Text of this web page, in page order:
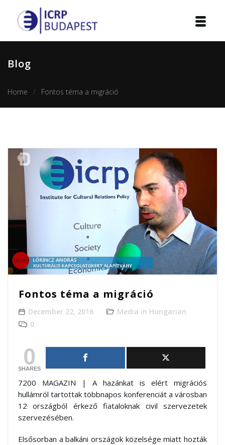
Courses
Publications
Cooperation
Contact
Blog
Home Fontos téma a migráció
Fontos téma a migráció
December 22, 2016
Media in Hungarian
0
0
SHARES
7200 MAGAZIN | A hazánkat is elért migrációs
hullámról tartottak többnapos konferenciát a városban
12 országból érkező fiataloknak civil szervezetek
szervezésében.
Elsősorban a balkáni országok közelsége miatt hozták